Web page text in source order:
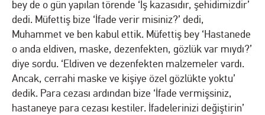
bey de o gün yapılan törende ‘İş kazasıdır, şehidimizdir’
dedi. Müfettiş bize ‘İfade verir misiniz?’ dedi,
Muhammet ve ben kabul ettik. Müfettiş bey ‘Hastanede
o anda eldiven, maske, dezenfekten, gözlük var mıydı?’
diye sordu. ‘Eldiven ve dezenfekten malzemeler vardı.
Ancak, cerrahi maske ve kişiye özel gözlükte yoktu’
dedik. Para cezası ardından bize ‘İfade vermişsiniz,
hastaneye para cezası kestiler. İfadelerinizi değiştirin’